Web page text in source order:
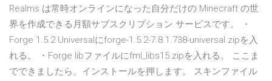
Realms は常時オンラインになった自分だけの Minecraft の世
界を作成できる月額サブスクリプション サービスです。 ・
Forge 1.5.2 Universalにforge-1.5.2-7.8.1.738-universal.zipを入
れる。 ・Forge libファイルにfml_libs15.zipを入れる。 ここま
でできましたら、インストールを押します。 スキンファイル